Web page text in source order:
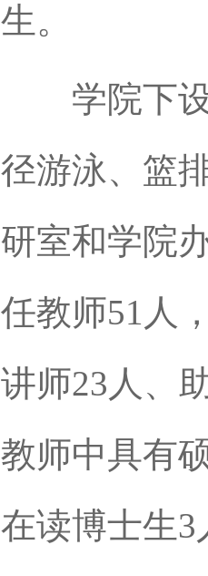
生。
学院下设
径游泳、篮
研室和学院
任教师51人
讲师23人、
教师中具有
在读博士生